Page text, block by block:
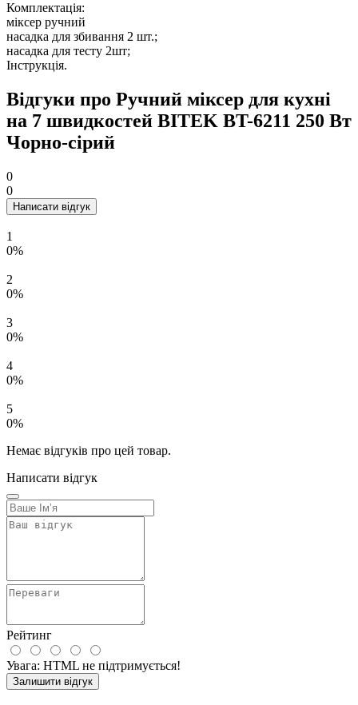
Комплектація:
міксер ручний
насадка для збивання 2 шт.;
насадка для тесту 2шт;
Інструкція.
Відгуки про Ручний міксер для кухні
на 7 швидкостей BITEK BT-6211 250 Вт
Чорно-сірий
0
0
Написати відгук
1
0%
2
0%
3
0%
4
0%
5
0%
Немає відгуків про цей товар.
Написати відгук
Рейтинг
Увага: HTML не підтримується!
Залишити відгук